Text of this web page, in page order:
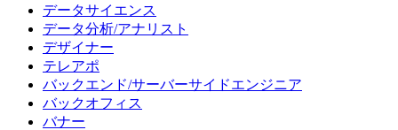
データサイエンス
データ分析/アナリスト
デザイナー
テレアポ
バックエンド/サーバーサイドエンジニア
バックオフィス
バナー